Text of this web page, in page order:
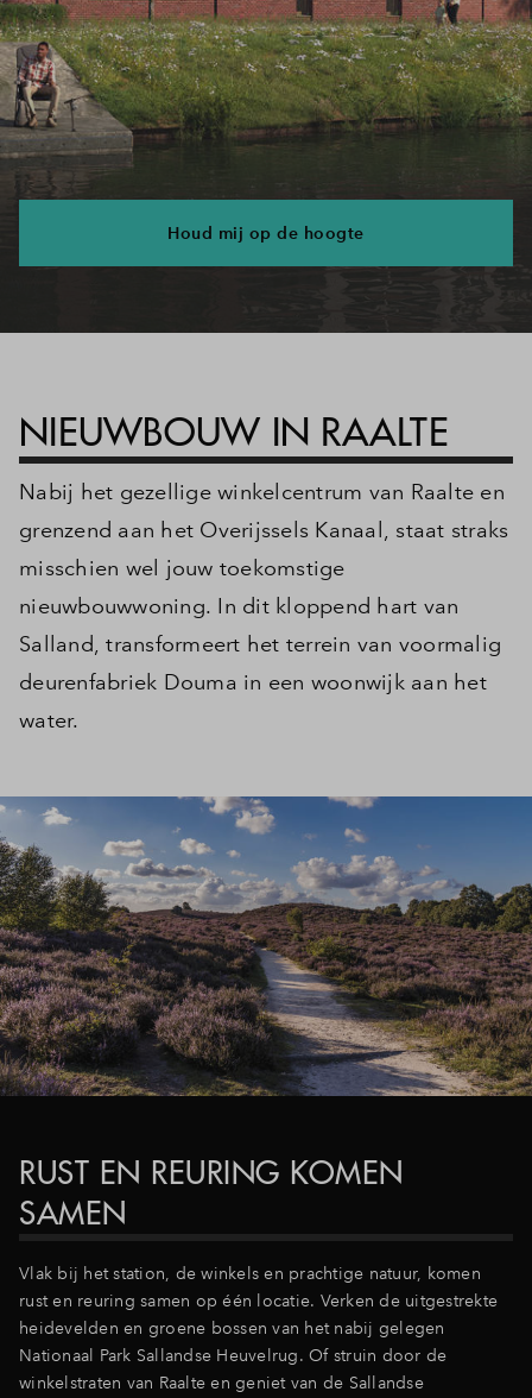
Houd mij op de hoogte
NIEUWBOUW IN RAALTE
Nabij het gezellige winkelcentrum van Raalte en
grenzend aan het Overijssels Kanaal, staat straks
misschien wel jouw toekomstige
nieuwbouwwoning. In dit kloppend hart van
Salland, transformeert het terrein van voormalig
deurenfabriek Douma in een woonwijk aan het
water.
RUST EN REURING KOMEN
SAMEN
Vlak bij het station, de winkels en prachtige natuur, komen
rust en reuring samen op één locatie. Verken de uitgestrekte
heidevelden en groene bossen van het nabij gelegen
Nationaal Park Sallandse Heuvelrug. Of struin door de
winkelstraten van Raalte en geniet van de Sallandse